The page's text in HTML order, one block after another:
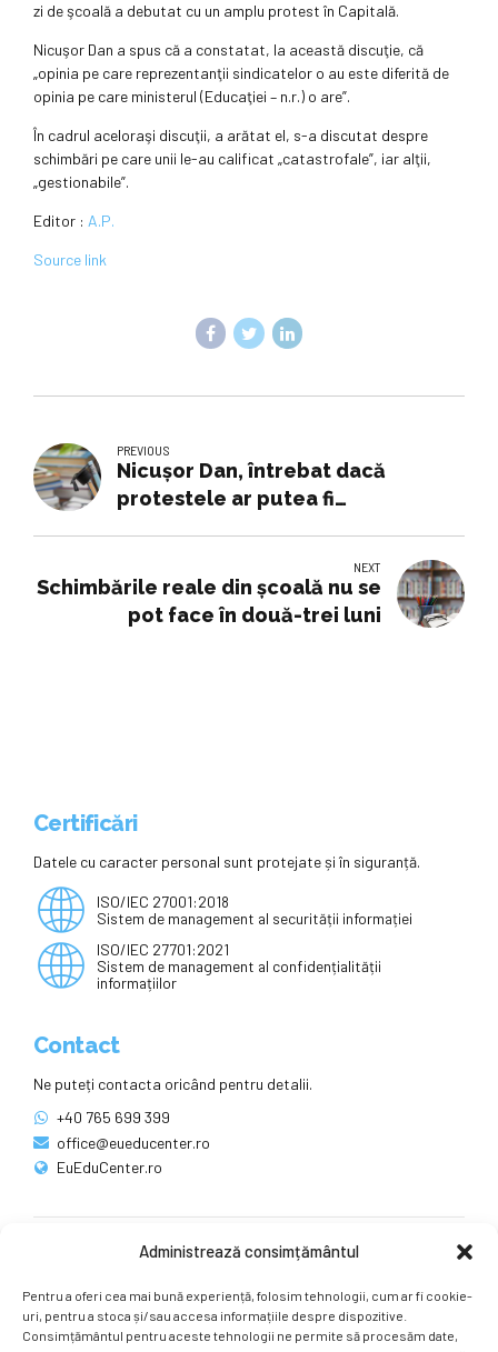
Administrează consimțământul
Pentru a oferi cea mai bună experiență, folosim tehnologii, cum ar fi cookie-
uri, pentru a stoca și/sau accesa informațiile despre dispozitive.
Consimțământul pentru aceste tehnologii ne permite să procesăm date,
zi de şcoală a debutat cu un amplu protest în Capitală.
Nicuşor Dan a spus că a constatat, la această discuţie, că
„opinia pe care reprezentanţii sindicatelor o au este diferită de
opinia pe care ministerul (Educaţiei – n.r.) o are”.
În cadrul aceloraşi discuţii, a arătat el, s-a discutat despre
schimbări pe care unii le-au calificat „catastrofale”, iar alţii,
„gestionabile”.
Editor : A.P.
Source link
PREVIOUS
Nicuşor Dan, întrebat dacă
protestele ar putea fi
nicidecum/ Îmi doresc, evident,
să punem interesul copiilor pe
NEXT
Schimbările reale din şcoală nu se
pot face în două-trei luni
Certificări
Datele cu caracter personal sunt protejate și în siguranță.
ISO/IEC 27001:2018
Sistem de management al securității informației
ISO/IEC 27701:2021
Sistem de management al confidențialității
informațiilor
Contact
Ne puteți contacta oricând pentru detalii.
+40 765 699 399
office@eueducenter.ro
EuEduCenter.ro
Ne puteți găsi și pe rețelele sociale.